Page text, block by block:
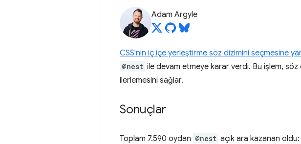
Adam Argyle
CSS'nin iç içe yerleştirme söz dizimini seçmesine
@nest ile devam etmeye karar verdi. Bu işlem,
ilerlemesini sağlar.
Sonuçlar
Toplam 7.590 oydan @nest açık ara kazanan oldu: